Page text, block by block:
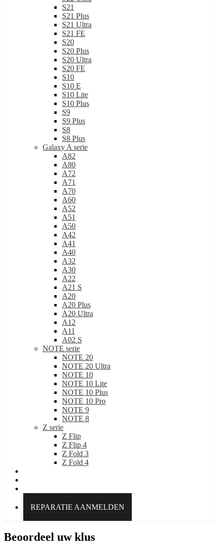
S21
S21 Plus
S21 Ultra
S21 FE
S20
S20 Plus
S20 Ultra
S20 FE
S10
S10 E
S10 Lite
S10 Plus
S9
S9 Plus
S8
S8 Plus
Galaxy A serie
A82
A80
A72
A71
A70
A60
A52
A51
A50
A42
A41
A40
A32
A30
A22
A21 S
A20
A20 Plus
A20 Ultra
A12
A11
A02 S
NOTE serie
NOTE 20
NOTE 20 Ultra
NOTE 10
NOTE 10 Lite
NOTE 10 Plus
NOTE 10 Pro
NOTE 9
NOTE 8
Z serie
Z Flip
Z Flip 4
Z Fold 3
Z Fold 4
REPARATIE AANMELDEN
Beoordeel uw klus